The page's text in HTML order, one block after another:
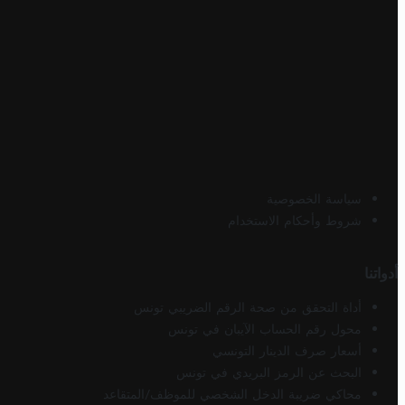
سياسة الخصوصية
شروط وأحكام الاستخدام
أدواتنا
أداة التحقق من صحة الرقم الضريبي تونس
محول رقم الحساب الآيبان في تونس
أسعار صرف الدينار التونسي
البحث عن الرمز البريدي في تونس
محاكي ضريبة الدخل الشخصي للموظف/المتقاعد